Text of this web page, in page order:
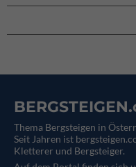
Thema Bergsteigen in
Seit Jahren ist
Kletterer und Bergsteiger.